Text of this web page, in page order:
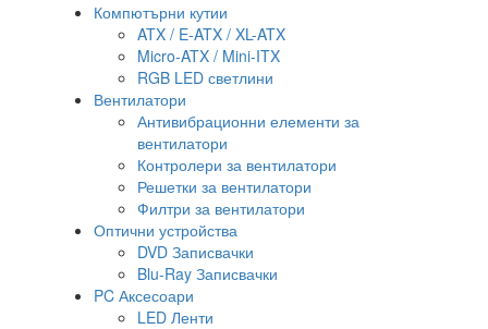
Компютърни кутии
ATX / E-ATX / XL-ATX
Micro-ATX / Mini-ITX
RGB LED светлини
Вентилатори
Антивибрационни елементи за
вентилатори
Контролери за вентилатори
Решетки за вентилатори
Филтри за вентилатори
Оптични устройства
DVD Записвачки
Blu-Ray Записвачки
PC Аксесоари
LED Ленти